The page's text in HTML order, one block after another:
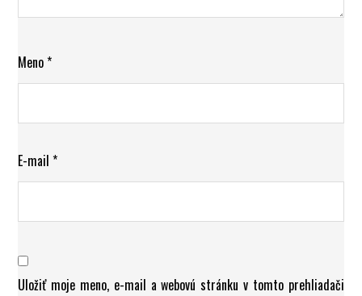
Meno*
E-mail*
Uložiť moje meno, e-mail a webovú stránku v tomto prehliadači